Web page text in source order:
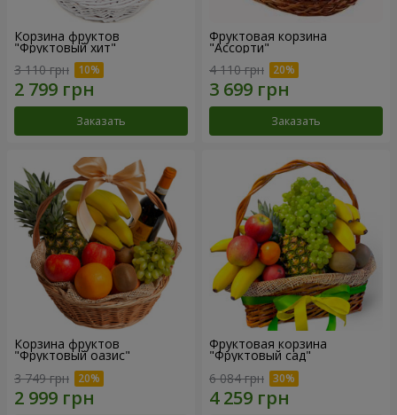
Корзина фруктов
"Фруктовый хит"
3 110 грн
Заказать
Фруктовая корзина
"Ассорти"
4 110 грн
Заказать
Корзина фруктов
"Фруктовый оазис"
3 749 грн
Фруктовая корзина
"Фруктовый сад"
6 084 грн